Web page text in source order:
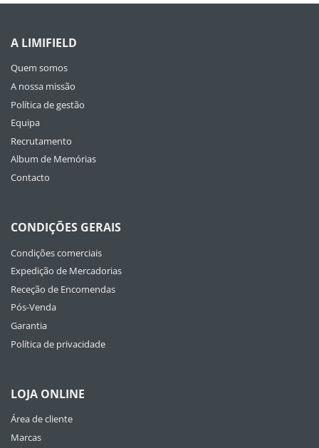
A LIMIFIELD
Quem somos
A nossa missão
Política de gestão
Equipa
Recrutamento
Album de Memórias
Contacto
CONDIÇÕES GERAIS
Condições comerciais
Expedição de Mercadorias
Receção de Encomendas
Pós-Venda
Garantia
Política de privacidade
LOJA ONLINE
Área de cliente
Marcas